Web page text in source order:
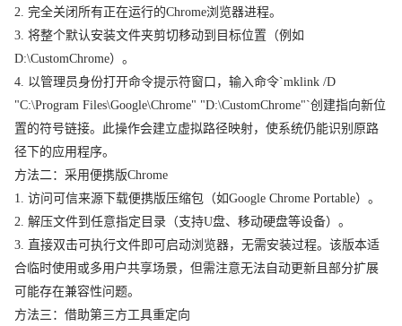
2. 完全关闭所有正在运行的Chrome浏览器进程。
3. 将整个默认安装文件夹剪切移动到目标位置（例如
D:\CustomChrome）。
4. 以管理员身份打开命令提示符窗口，输入命令`mklink /D
"C:\Program Files\Google\Chrome" "D:\CustomChrome"`创建指向新位
置的符号链接。此操作会建立虚拟路径映射，使系统仍能识别原路
径下的应用程序。
方法二：采用便携版Chrome
1. 访问可信来源下载便携版压缩包（如Google Chrome Portable）。
2. 解压文件到任意指定目录（支持U盘、移动硬盘等设备）。
3. 直接双击可执行文件即可启动浏览器，无需安装过程。该版本适
合临时使用或多用户共享场景，但需注意无法自动更新且部分扩展
可能存在兼容性问题。
方法三：借助第三方工具重定向